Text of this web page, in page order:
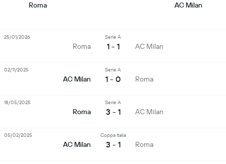
Roma AC Milan
Roma
Serie A
1 - 1 AC Milan
25/01/2026
AC Milan
Serie A
1 - 0 Roma
02/11/2025
Roma
Serie A
3 - 1 AC Milan
18/05/2025
AC Milan
Coppa Italia
3 - 1 Roma
05/02/2025